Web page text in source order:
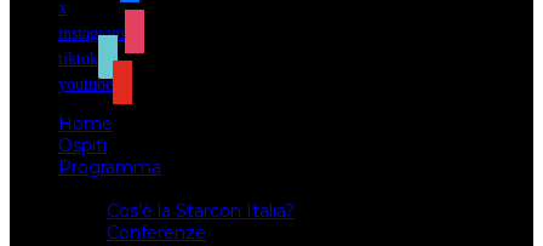
x
instagram
tiktok
youtube
Home
Ospiti
Programma
Cos’è la Starcon Italia?
Conferenze